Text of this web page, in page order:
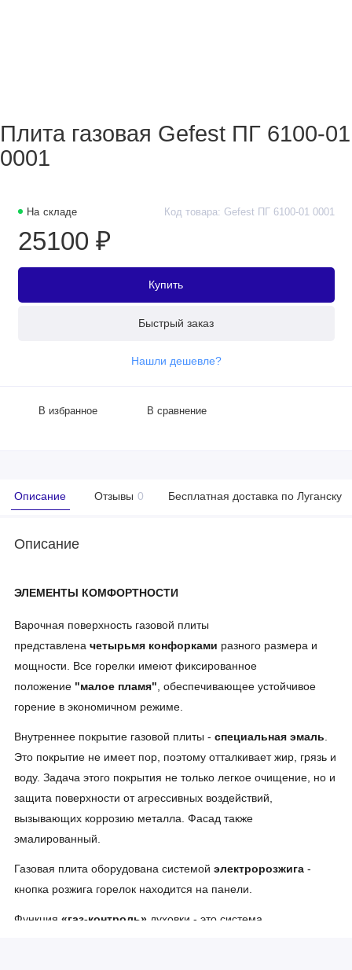
Плита газовая Gefest ПГ 6100-01
0001
На складе Код товара: Gefest ПГ 6100-01 0001
25100 ₽
Купить
Быстрый заказ
Нашли дешевле?
В избранное В сравнение
Описание Отзывы 0 Бесплатная доставка по Луганску
Описание
ЭЛЕМЕНТЫ КОМФОРТНОСТИ
Варочная поверхность газовой плиты
представлена четырьмя конфорками разного размера и
мощности. Все горелки имеют фиксированное
положение "малое пламя" , обеспечивающее устойчивое
горение в экономичном режиме.
Внутреннее покрытие газовой плиты - специальная эмаль
Это покрытие не имеет пор, поэтому отталкивает жир, грязь и
воду. Задача этого покрытия не только легкое очищение, но и
защита поверхности от агрессивных воздействий,
вызывающих коррозию металла. Фасад также
эмалированный.
Газовая плита оборудована системой электророзжига -
кнопка розжига горелок находится на панели.
Функция «газ-контроль» духовки - это система